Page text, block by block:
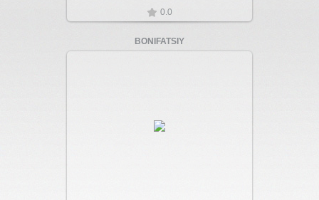
0.0
BONIFATSIY
Увеличить